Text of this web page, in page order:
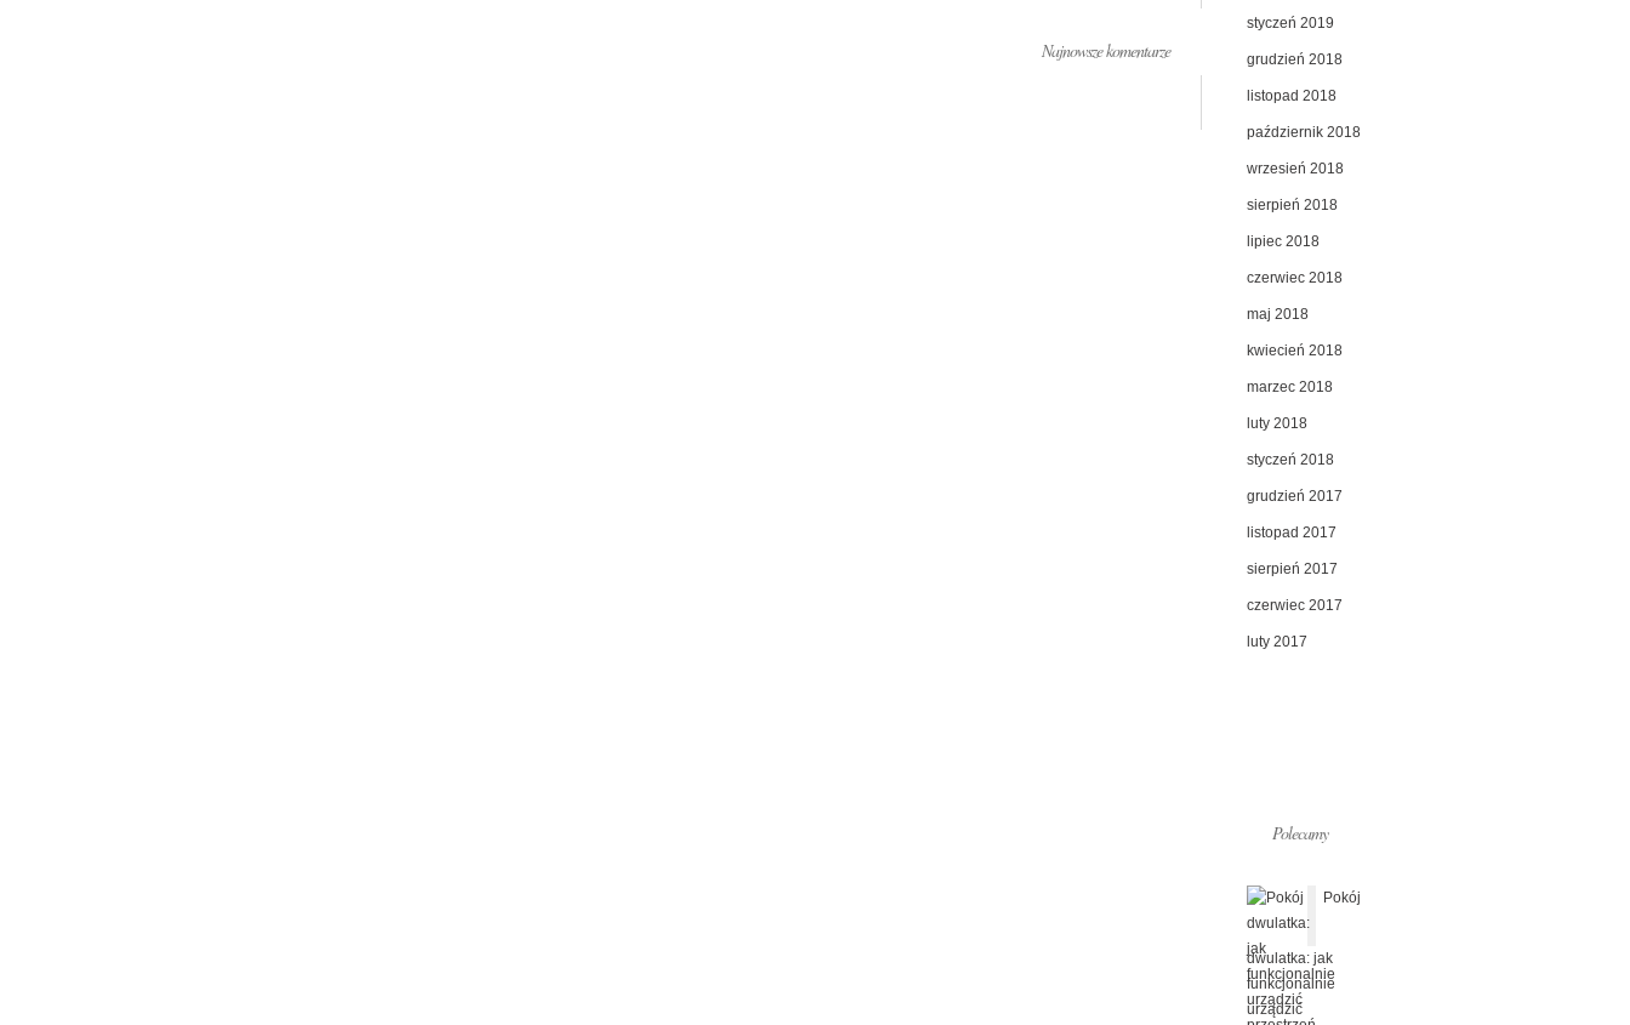
Najnowsze komentarze
styczeń 2019
grudzień 2018
listopad 2018
październik 2018
wrzesień 2018
sierpień 2018
lipiec 2018
czerwiec 2018
maj 2018
kwiecień 2018
marzec 2018
luty 2018
styczeń 2018
grudzień 2017
listopad 2017
sierpień 2017
czerwiec 2017
luty 2017
Polecamy
Pokój
dwulatka: jak
funkcjonalnie
urządzić